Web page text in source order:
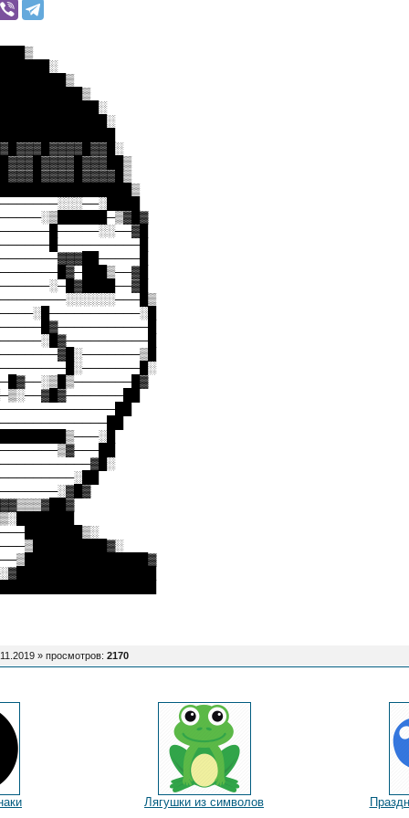
» просмотров: 2170
Лягушки из символов